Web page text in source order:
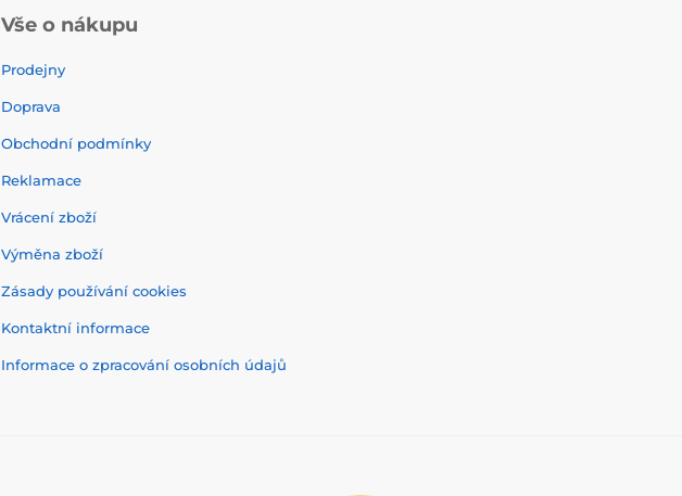
Vše o nákupu
Prodejny
Doprava
Obchodní podmínky
Reklamace
Vrácení zboží
Výměna zboží
Zásady používání cookies
Kontaktní informace
Informace o zpracování osobních údajů